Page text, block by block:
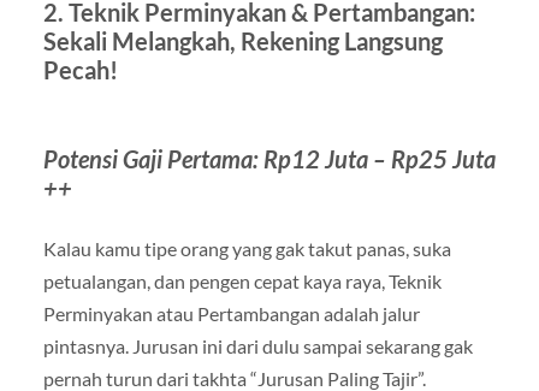
2. Teknik Perminyakan & Pertambangan:
Sekali Melangkah, Rekening Langsung
Pecah!
Potensi Gaji Pertama: Rp12 Juta – Rp25 Juta
++
Kalau kamu tipe orang yang gak takut panas, suka
petualangan, dan pengen cepat kaya raya, Teknik
Perminyakan atau Pertambangan adalah jalur
pintasnya. Jurusan ini dari dulu sampai sekarang gak
pernah turun dari takhta “Jurusan Paling Tajir”.